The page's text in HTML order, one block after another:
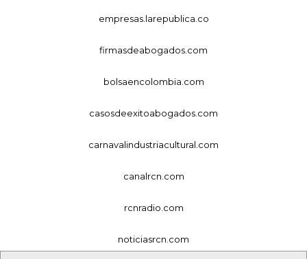
empresas.larepublica.co
firmasdeabogados.com
bolsaencolombia.com
casosdeexitoabogados.com
carnavalindustriacultural.com
canalrcn.com
rcnradio.com
noticiasrcn.com